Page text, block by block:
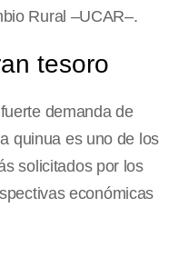
Rural –UCAR–.
tesoro
demanda de
quinua es uno de los
solicitados por los
económicas